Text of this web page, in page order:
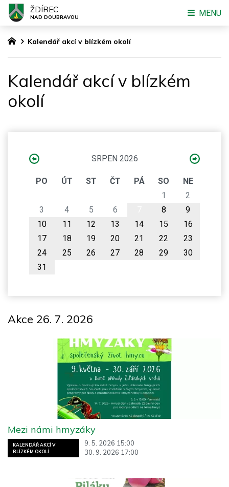
Kalendář akcí v blízkém okolí
Kalendář akcí v blízkém
okolí
SRPEN 2026
PO ÚT ST ČT PÁ SO
NE
1
2
3
4 5 6 8
9
10
11 12 13 14 15
16
17
18 19 20 21 22
23
24
25 26 27 28 29
30
31
Akce 26. 7. 2026
KALENDÁŘ AKCÍ V
BLÍZKÉM OKOLÍ
9. 5. 2026 15:00
30. 9. 2026 17:00
Mezi námi hmyzáky
ŽDÍREC
NAD DOUBRAVOU MENU